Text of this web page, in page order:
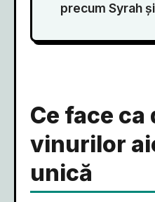
precum Syrah
Ce face ca
vinurilor
unică